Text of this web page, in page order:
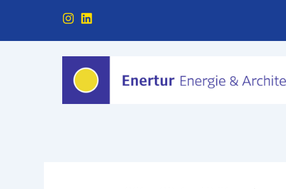
springen
I
s
t
g
a
L
n
k
e
i
n